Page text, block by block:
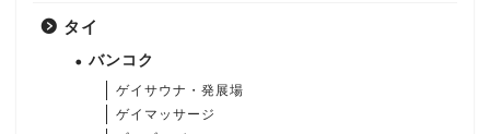
タイ
バンコク
ゲイサウナ・発展場
ゲイマッサージ